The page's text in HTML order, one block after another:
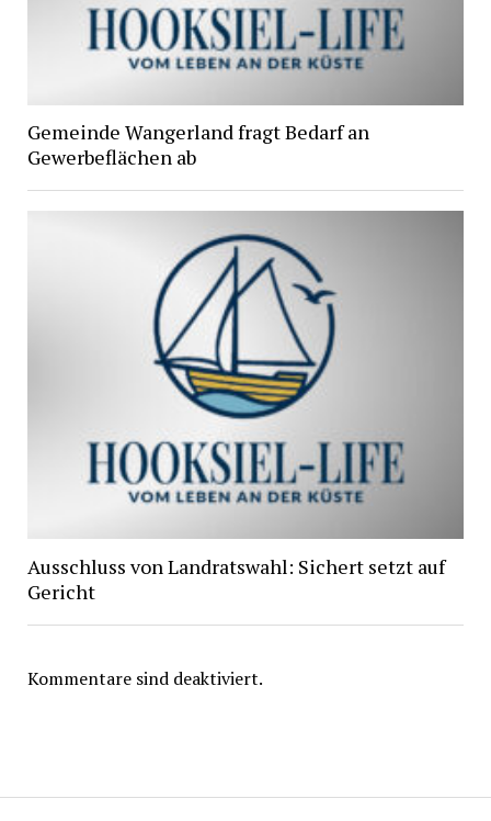
Gemeinde Wangerland fragt Bedarf an
Gewerbeflächen ab
Ausschluss von Landratswahl: Sichert setzt auf
Gericht
Kommentare sind deaktiviert.